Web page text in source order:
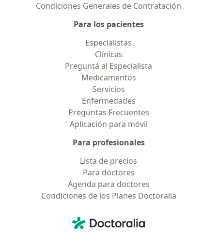
Condiciones Generales de Contratación
Para los pacientes
Especialistas
Clínicas
Preguntá al Especialista
Medicamentos
Servicios
Enfermedades
Preguntas Frecuentes
Aplicación para móvil
Para profesionales
Lista de precios
Para doctores
Agenda para doctores
Condiciones de los Planes Doctoralia
Doctoralia - Página de inicio